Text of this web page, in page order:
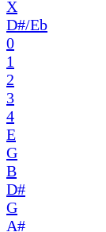
X
D#/Eb
0
1
2
3
4
E
G
B
D#
G
A#